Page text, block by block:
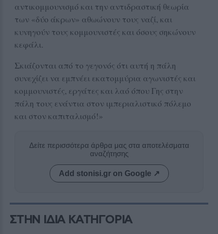
αντικομμουνισμό και την αντιδραστική θεωρία
των «δύο άκρων» αθωώνουν τους ναζί, και
κυνηγούν τους κομμουνιστές και όσους σηκώνουν
κεφάλι.
Σκιάζονται από το γεγονός ότι αυτή η πάλη
συνεχίζει να εμπνέει εκατομμύρια αγωνιστές και
κομμουνιστές, εργάτες και λαό όπου Γης στην
πάλη τους ενάντια στον ιμπεριαλιστικό πόλεμο
και στον καπιταλισμό!»
Δείτε περισσότερα άρθρα μας στα αποτελέσματα
αναζήτησης
Add stonisi.gr on Google ↗
ΣΤΗΝ ΙΔΙΑ ΚΑΤΗΓΟΡΙΑ